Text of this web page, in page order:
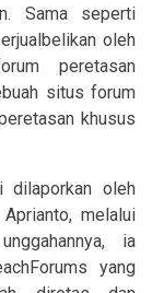
Sama seperti
oleh
peretasan
situs forum
khusus
dilaporkan oleh
melalui
ia
yang